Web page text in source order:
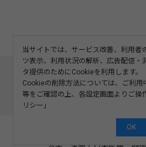
このサイトについて 利
記事の二次利用について
プライバ
©2008-2026 SOSHINSHA
当サイトでは、サービス改善、利用者
ツ表示、利用状況の解析、広告配信・
タ提供のためにCookieを利用します。
Cookieの削除方法については、ご利
等をご確認の上、各設定画面よりご操
リシー 」
OK